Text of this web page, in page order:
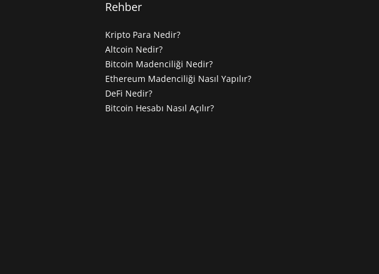
Rehber
Kripto Para Nedir?
Altcoin Nedir?
Bitcoin Madenciliği Nedir?
Ethereum Madenciliği Nasıl Yapılır?
DeFi Nedir?
Bitcoin Hesabı Nasıl Açılır?